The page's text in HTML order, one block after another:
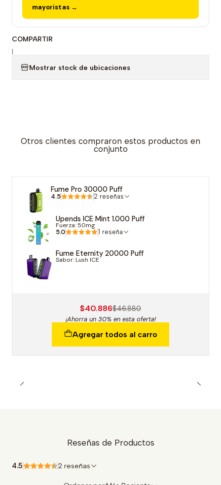
mayoristas →
COMPARTIR
|
Mostrar stock de ubicaciones
Otros clientes compraron estos productos en
conjunto
Fume Pro 30000 Puff
4.5 2 reseñas
Upends ICE Mint 1.000 Puff
Fuerza: 50mg
5.0 1 reseña
Fume Eternity 20000 Puff
Sabor: Lush ICE
$40.886$46.880
¡Ahorra un 30% en esta oferta!
Agregar todos al carro
Reseñas de Productos
4.5 2 reseñas